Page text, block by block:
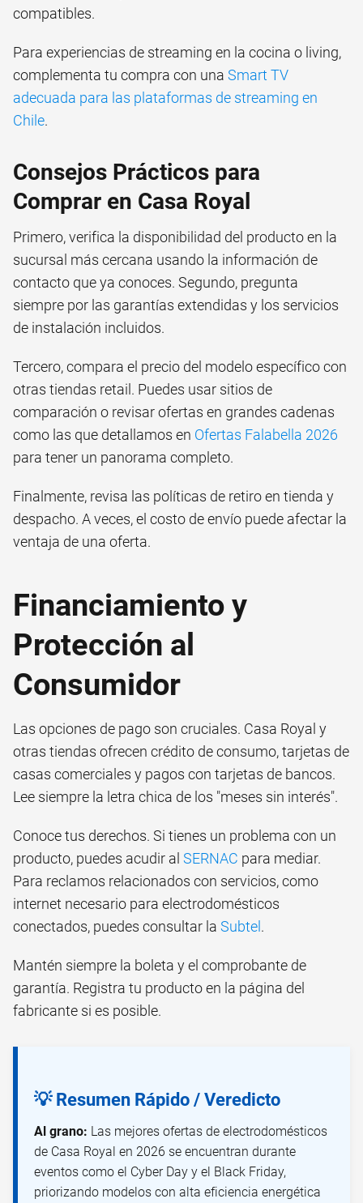
compatibles.
Para experiencias de streaming en la cocina o living,
complementa tu compra con una Smart TV
adecuada para las plataformas de streaming en
Chile.
Consejos Prácticos para
Comprar en Casa Royal
Primero, verifica la disponibilidad del producto en la
sucursal más cercana usando la información de
contacto que ya conoces. Segundo, pregunta
siempre por las garantías extendidas y los servicios
de instalación incluidos.
Tercero, compara el precio del modelo específico con
otras tiendas retail. Puedes usar sitios de
comparación o revisar ofertas en grandes cadenas
como las que detallamos en Ofertas Falabella 2026
para tener un panorama completo.
Finalmente, revisa las políticas de retiro en tienda y
despacho. A veces, el costo de envío puede afectar la
ventaja de una oferta.
Financiamiento y
Protección al
Consumidor
Las opciones de pago son cruciales. Casa Royal y
otras tiendas ofrecen crédito de consumo, tarjetas de
casas comerciales y pagos con tarjetas de bancos.
Lee siempre la letra chica de los "meses sin interés".
Conoce tus derechos. Si tienes un problema con un
producto, puedes acudir al SERNAC para mediar.
Para reclamos relacionados con servicios, como
internet necesario para electrodomésticos
conectados, puedes consultar la Subtel.
Mantén siempre la boleta y el comprobante de
garantía. Registra tu producto en la página del
fabricante si es posible.
💡 Resumen Rápido / Veredicto
Al grano: Las mejores ofertas de electrodomésticos
de Casa Royal en 2026 se encuentran durante
eventos como el Cyber Day y el Black Friday,
priorizando modelos con alta eficiencia energética